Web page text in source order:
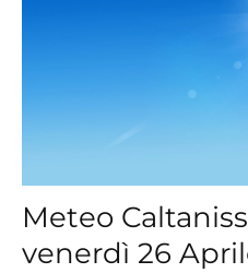
Meteo
venerdì 26